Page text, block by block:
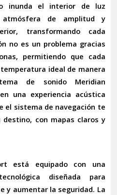
inunda el interior de luz
de amplitud y
transformando cada
no es un problema gracias
, permitiendo que cada
ideal de manera
de sonido Meridian
una experiencia acústica
el sistema de navegación te
con mapas claros y
está equipado con una
diseñada para
y aumentar la seguridad. La